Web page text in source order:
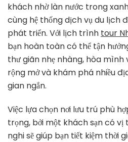
khách nhờ làn nước trong
cùng hệ thống dịch vụ du lịch
phát triển. Với lịch trình tour
bạn hoàn toàn có thể tận
thư giãn nhẹ nhàng, hòa mình
rộng mở và khám phá nhiều
gian ngắn.
Việc lựa chọn nơi lưu trú phù
trọng, bởi một khách sạn có vị
nghi sẽ giúp bạn tiết kiệm thời